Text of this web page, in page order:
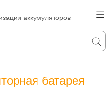
аккумуляторов
батарея